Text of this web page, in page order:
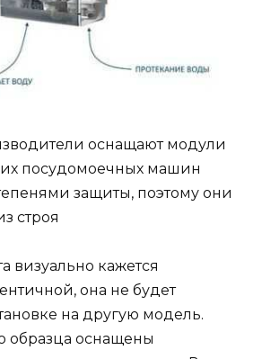
оснащают модули
посудомоечных машин
защиты, поэтому они
строя
визуально кажется
она не будет
на другую модель.
образца оснащены